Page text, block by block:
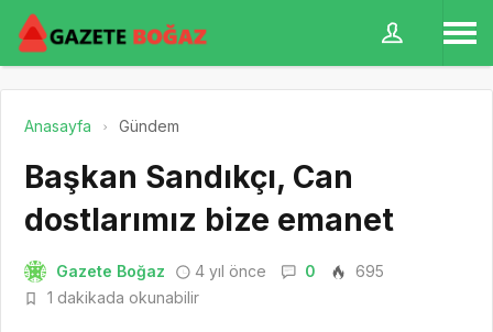
Anasayfa Gündem
Başkan Sandıkçı, Can
dostlarımız bize emanet
Gazete Boğaz 4 yıl önce 0
695
1 dakikada okunabilir